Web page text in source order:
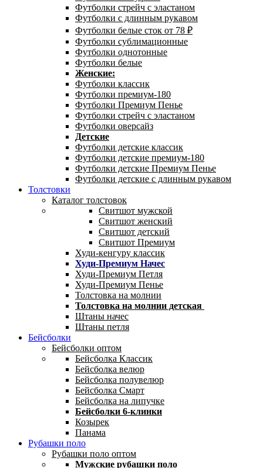
Футболки стрейч с эластаном
Футболки с длинным рукавом
Футболки белые сток от 78 ₽
Футболки сублимационные
Футболки однотонные
Футболки белые
Женские:
Футболки классик
Футболки премиум-180
Футболки Премиум Пенье
Футболки стрейч с эластаном
Футболки оверсайз
Детские
Футболки детские классик
Футболки детские премиум-180
Футболки детские Премиум Пенье
Футболки детские с длинным рукавом
Толстовки
Каталог толстовок
Свитшот мужской
Свитшот женский
Свитшот детский
Свитшот Премиум
Худи-кенгуру классик
Худи-Премиум Начес
Худи-Премиум Петля
Худи-Премиум Пенье
Толстовка на молнии
Толстовка на молнии детская
Штаны начес
Штаны петля
Бейсболки
Бейсболки оптом
Бейсболка Классик
Бейсболка велюр
Бейсболка полувелюр
Бейсболка Смарт
Бейсболка на липучке
Бейсболки 6-клинки
Козырек
Панама
Рубашки поло
Рубашки поло оптом
Мужские рубашки поло